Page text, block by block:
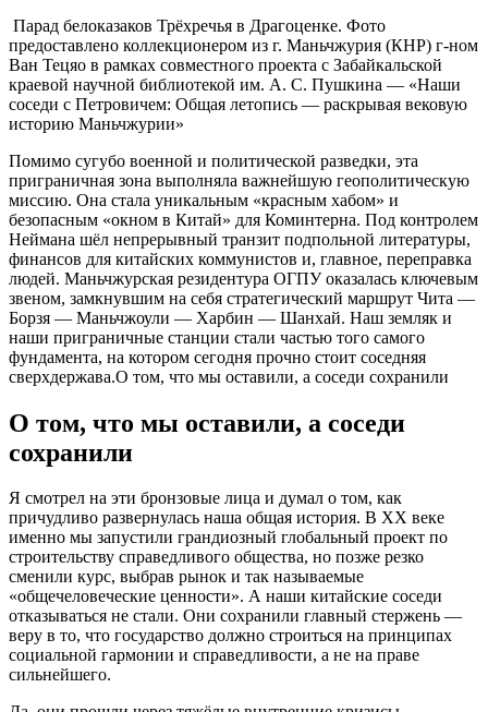
Парад белоказаков Трёхречья в Драгоценке. Фото
предоставлено коллекционером из г. Маньчжурия (КНР) г-ном
Ван Тецяо в рамках совместного проекта с Забайкальской
краевой научной библиотекой им. А. С. Пушкина — «Наши
соседи с Петровичем: Общая летопись — раскрывая вековую
историю Маньчжурии»
Помимо сугубо военной и политической разведки, эта
приграничная зона выполняла важнейшую геополитическую
миссию. Она стала уникальным «красным хабом» и
безопасным «окном в Китай» для Коминтерна. Под контролем
Неймана шёл непрерывный транзит подпольной литературы,
финансов для китайских коммунистов и, главное, переправка
людей. Маньчжурская резидентура ОГПУ оказалась ключевым
звеном, замкнувшим на себя стратегический маршрут Чита —
Борзя — Маньчжоули — Харбин — Шанхай. Наш земляк и
наши приграничные станции стали частью того самого
фундамента, на котором сегодня прочно стоит соседняя
сверхдержава.О том, что мы оставили, а соседи сохранили
О том, что мы оставили, а соседи
сохранили
Я смотрел на эти бронзовые лица и думал о том, как
причудливо развернулась наша общая история. В XX веке
именно мы запустили грандиозный глобальный проект по
строительству справедливого общества, но позже резко
сменили курс, выбрав рынок и так называемые
«общечеловеческие ценности». А наши китайские соседи
отказываться не стали. Они сохранили главный стержень —
веру в то, что государство должно строиться на принципах
социальной гармонии и справедливости, а не на праве
сильнейшего.